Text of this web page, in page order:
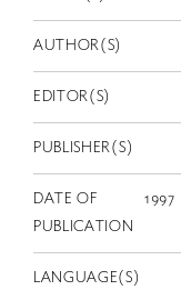
EN
AUTHOR(S)
EDITOR(S)
PUBLISHER(S)
DATE OF
PUBLICATION
1997
LANGUAGE(S)